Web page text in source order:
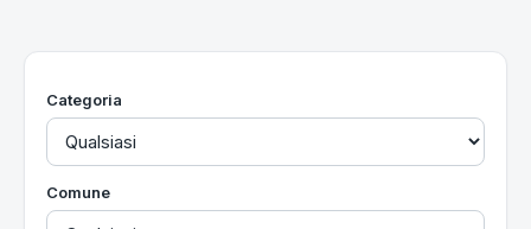
Utilità
Categoria
Comune